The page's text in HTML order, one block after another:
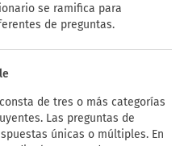
se ramifica para
de preguntas.
de tres o más categorías
Las preguntas de
únicas o múltiples. En